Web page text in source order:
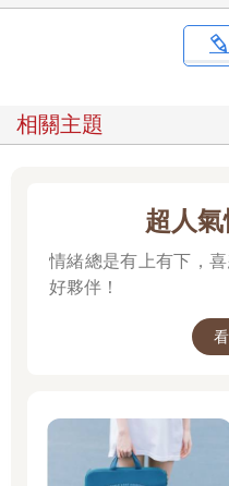
相關主題
超人
情緒總是有上有下，
好夥伴！